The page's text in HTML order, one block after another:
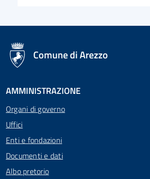
logo Unione Europea
Comune di Arezzo
AMMINISTRAZIONE
Organi di governo
Uffici
Enti e fondazioni
Documenti e dati
Albo pretorio